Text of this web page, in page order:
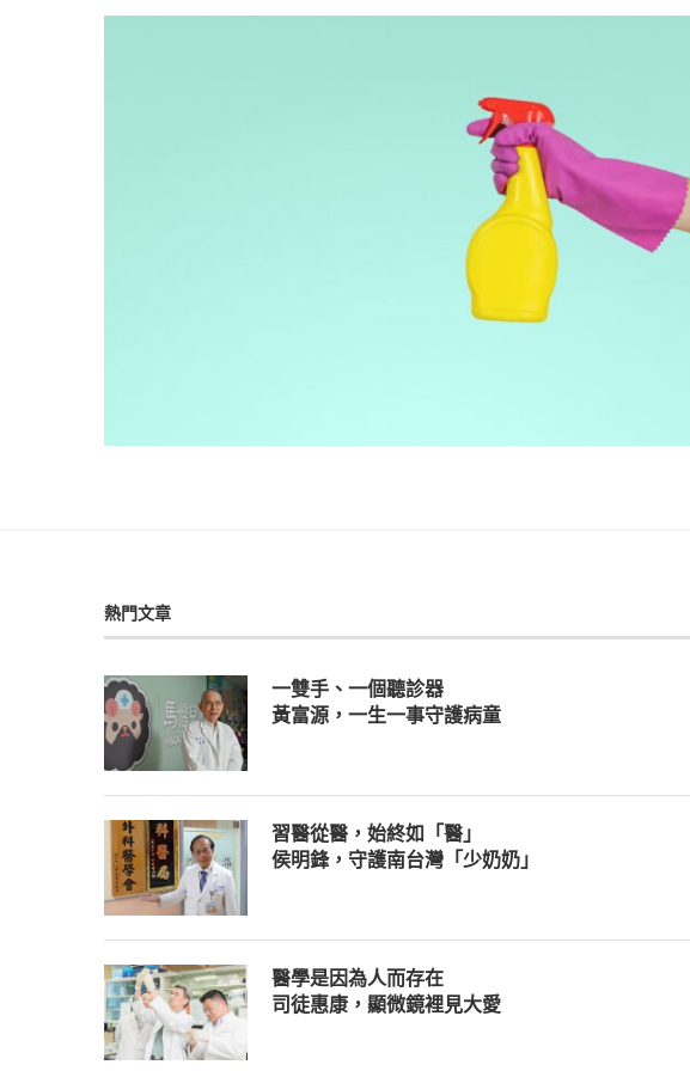
熱門文章
一雙手、一個聽診器
黃富源，一生一事守護病童
習醫從醫，始終如「醫」
侯明鋒，守護南台灣「少奶奶」
醫學是因為人而存在
司徒惠康，顯微鏡裡見大愛